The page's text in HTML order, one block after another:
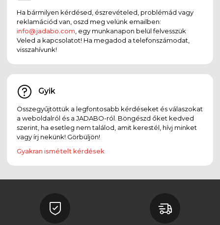
Ha bármilyen kérdésed, észrevételed, problémád vagy
reklamációd van, oszd meg velünk emailben:
info@jadabo.com , egy munkanapon belül felvesszük
Veled a kapcsolatot! Ha megadod a telefonszámodat,
visszahívunk!
Gyik
Összegyűjtöttük a legfontosabb kérdéseket és válaszokat
a weboldalról és a JADABO-ról. Böngészd őket kedved
szerint, ha esetleg nem találod, amit kerestél, hívj minket
vagy írj nekünk! Görbüljön!
Gyakran ismételt kérdések